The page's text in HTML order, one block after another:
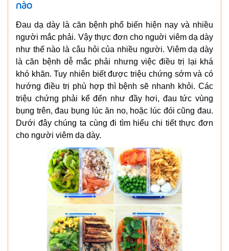
nào
Đau dạ dày là căn bệnh phổ biến hiện nay và nhiều
người mắc phải. Vậy thực đơn cho nguời viêm dạ dày
như thế nào là câu hỏi của nhiều người. Viêm dạ dày
là căn bệnh dễ mắc phải nhưng việc điều trị lại khá
khó khăn. Tuy nhiên biết được triệu chứng sớm và có
hướng điều trị phù hợp thì bệnh sẽ nhanh khỏi. Các
triệu chứng phải kể đến như đầy hơi, đau tức vùng
bụng trên, đau bụng lúc ăn no, hoặc lúc đói cũng đau.
Dưới đây chúng ta cùng đi tìm hiểu chi tiết thực đơn
cho người viêm dạ dày.